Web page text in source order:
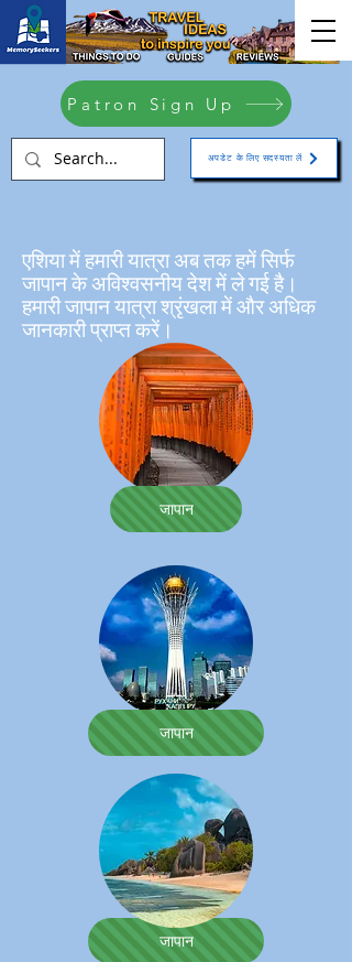
अपडेट के लिए सदस्यता लें
Patron Sign Up
एशिया में हमारी यात्रा अब तक हमें सिर्फ
जापान के अविश्वसनीय देश में ले गई है।
हमारी जापान यात्रा श्रृंखला में और अधिक
जानकारी प्राप्त करें।
जापान
जापान
जापान